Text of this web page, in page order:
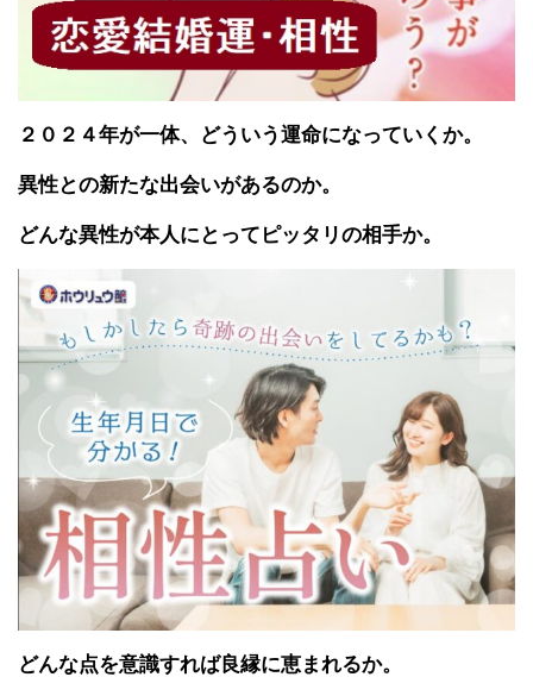
２０２４年が一体、どういう運命になっていくか。
異性との新たな出会いがあるのか。
どんな異性が本人にとってピッタリの相手か。
どんな点を意識すれば良縁に恵まれるか。